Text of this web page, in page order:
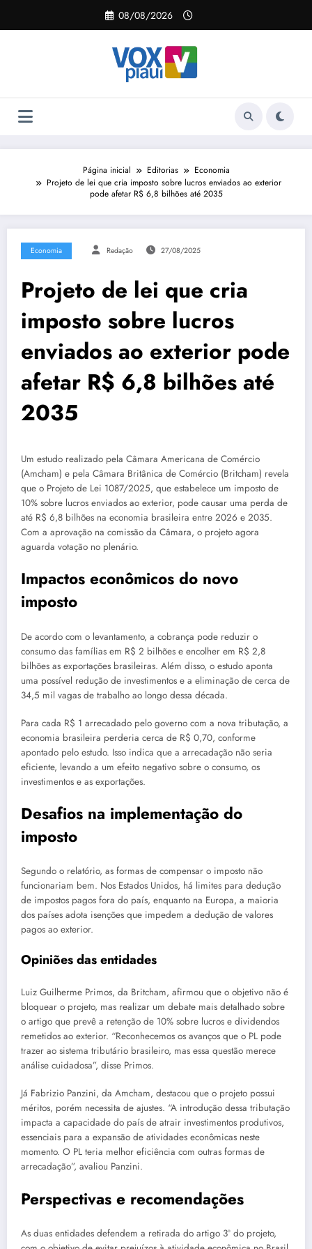
o
08/08/2026
Página inicial Editorias
Economia
Projeto de lei que cria imposto sobre lucros enviados ao exterior
pode afetar R$ 6,8 bilhões até 2035
Economia Redação 27/08/2025
Projeto de lei que cria
imposto sobre lucros
enviados ao exterior pode
afetar R$ 6,8 bilhões até
2035
Um estudo realizado pela Câmara Americana de Comércio
(Amcham) e pela Câmara Britânica de Comércio (Britcham) revela
que o Projeto de Lei 1087/2025, que estabelece um imposto de
10% sobre lucros enviados ao exterior, pode causar uma perda de
até R$ 6,8 bilhões na economia brasileira entre 2026 e 2035.
Com a aprovação na comissão da Câmara, o projeto agora
aguarda votação no plenário.
Impactos econômicos do novo
imposto
De acordo com o levantamento, a cobrança pode reduzir o
consumo das famílias em R$ 2 bilhões e encolher em R$ 2,8
bilhões as exportações brasileiras. Além disso, o estudo aponta
uma possível redução de investimentos e a eliminação de cerca de
34,5 mil vagas de trabalho ao longo dessa década.
Para cada R$ 1 arrecadado pelo governo com a nova tributação, a
economia brasileira perderia cerca de R$ 0,70, conforme
apontado pelo estudo. Isso indica que a arrecadação não seria
eficiente, levando a um efeito negativo sobre o consumo, os
investimentos e as exportações.
Desafios na implementação do
imposto
Segundo o relatório, as formas de compensar o imposto não
funcionariam bem. Nos Estados Unidos, há limites para dedução
de impostos pagos fora do país, enquanto na Europa, a maioria
dos países adota isenções que impedem a dedução de valores
pagos ao exterior.
Opiniões das entidades
Luiz Guilherme Primos, da Britcham, afirmou que o objetivo não é
bloquear o projeto, mas realizar um debate mais detalhado sobre
o artigo que prevê a retenção de 10% sobre lucros e dividendos
remetidos ao exterior. “Reconhecemos os avanços que o PL pode
trazer ao sistema tributário brasileiro, mas essa questão merece
análise cuidadosa”, disse Primos.
Já Fabrizio Panzini, da Amcham, destacou que o projeto possui
méritos, porém necessita de ajustes. “A introdução dessa tributação
impacta a capacidade do país de atrair investimentos produtivos,
essenciais para a expansão de atividades econômicas neste
momento. O PL teria melhor eficiência com outras formas de
arrecadação”, avaliou Panzini.
Perspectivas e recomendações
As duas entidades defendem a retirada do artigo 3º do projeto,